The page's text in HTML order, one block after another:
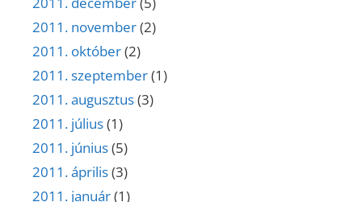
2011. november(2)
2011. október(2)
2011. szeptember(1)
2011. augusztus(3)
2011. július(1)
2011. június(5)
2011. április(3)
2011. január(1)